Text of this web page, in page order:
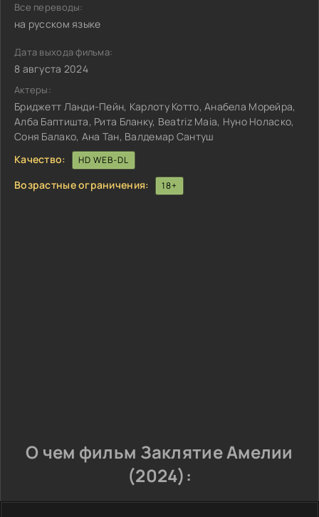
Все переводы:
на русском языке
Дата выхода фильма:
8 августа 2024
Актеры:
Бриджетт Ланди-Пейн, Карлоту Котто, Анабела Морейра,
Алба Баптишта, Рита Бланку, Beatriz Maia, Нуно Ноласко,
Соня Балако, Ана Тан, Валдемар Сантуш
Качество:
HD WEB-DL
Возрастные ограничения: 18+
О чем фильм Заклятие Амелии
(2024):